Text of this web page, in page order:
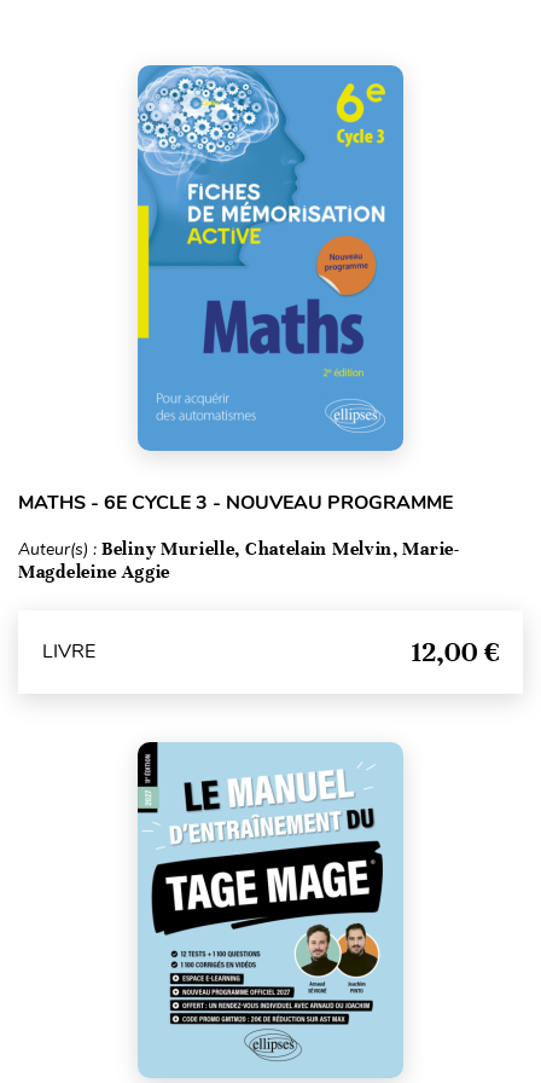
MATHS - 6E CYCLE 3 - NOUVEAU PROGRAMME
Auteur(s) : Beliny Murielle, Chatelain Melvin, Marie-
Magdeleine Aggie
LIVRE 12,00 €